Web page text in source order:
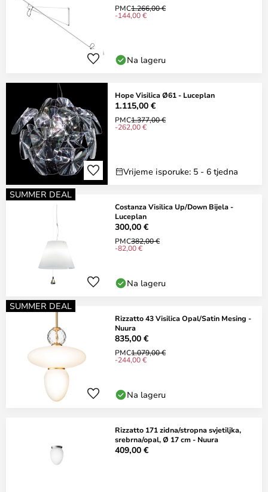
PMC1.266,00 €
-144,00 €
Na lageru
Hope Visilica Ø61 - Luceplan
1.115,00 €
PMC1.377,00 €
-262,00 €
Vrijeme isporuke: 5 - 6 tjedna
SUMMER DEAL
Costanza Visilica Up/Down Bijela -
Luceplan
300,00 €
PMC382,00 €
-82,00 €
Na lageru
SUMMER DEAL
Rizzatto 43 Visilica Opal/Satin Mesing -
Nuura
835,00 €
PMC1.079,00 €
-244,00 €
Na lageru
Rizzatto 171 zidna/stropna svjetiljka,
srebrna/opal, Ø 17 cm - Nuura
409,00 €